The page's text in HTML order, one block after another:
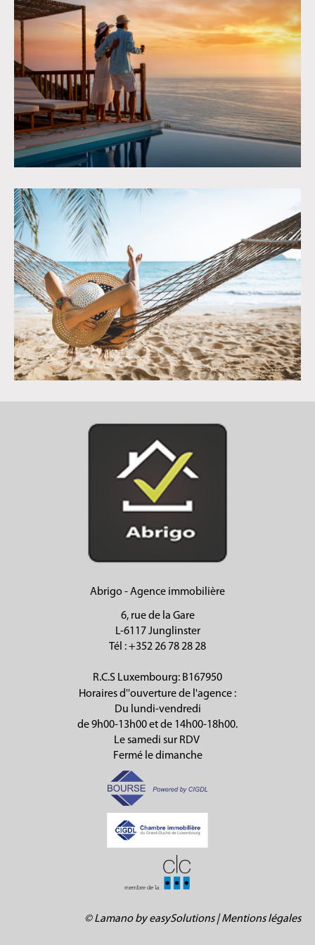
Abrigo - Agence immobilière
6, rue de la Gare
L-6117 Junglinster
Tél : +352 26 78 28 28
R.C.S Luxembourg: B167950
Horaires d''ouverture de l'agence :
Du lundi-vendredi
de 9h00-13h00 et de 14h00-18h00.
Le samedi sur RDV
Fermé le dimanche
©LamanobyeasySolutions|Mentions légales